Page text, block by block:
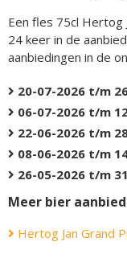
Een fles 75cl Hertog
24 keer in de
aanbiedingen in de
20-07-2026 t/m
06-07-2026 t/m
22-06-2026 t/m
08-06-2026 t/m
26-05-2026 t/m
Meer bier
Hertog Jan Grand